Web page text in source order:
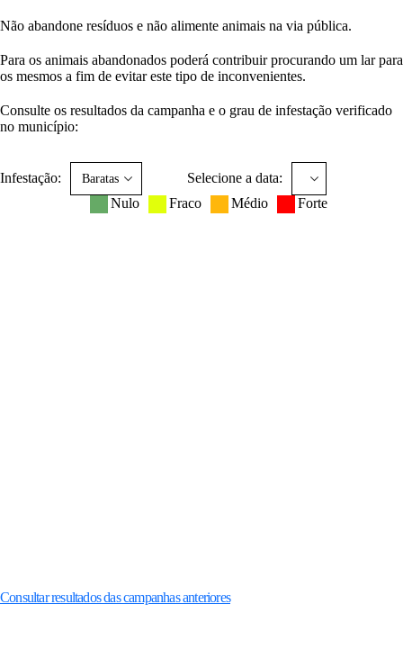
Não abandone resíduos e não alimente animais na via pública.
Para os animais abandonados poderá contribuir procurando um lar para
os mesmos a fim de evitar este tipo de inconvenientes.
Consulte os resultados da campanha e o grau de infestação verificado
no município:
Infestação:
Selecione a data:
Nulo
Fraco Médio Forte
Consultar resultados das campanhas anteriores